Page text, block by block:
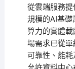
從雲端服務
規模的AI基礎
算力的實體
場需求已從單
可靠性、能